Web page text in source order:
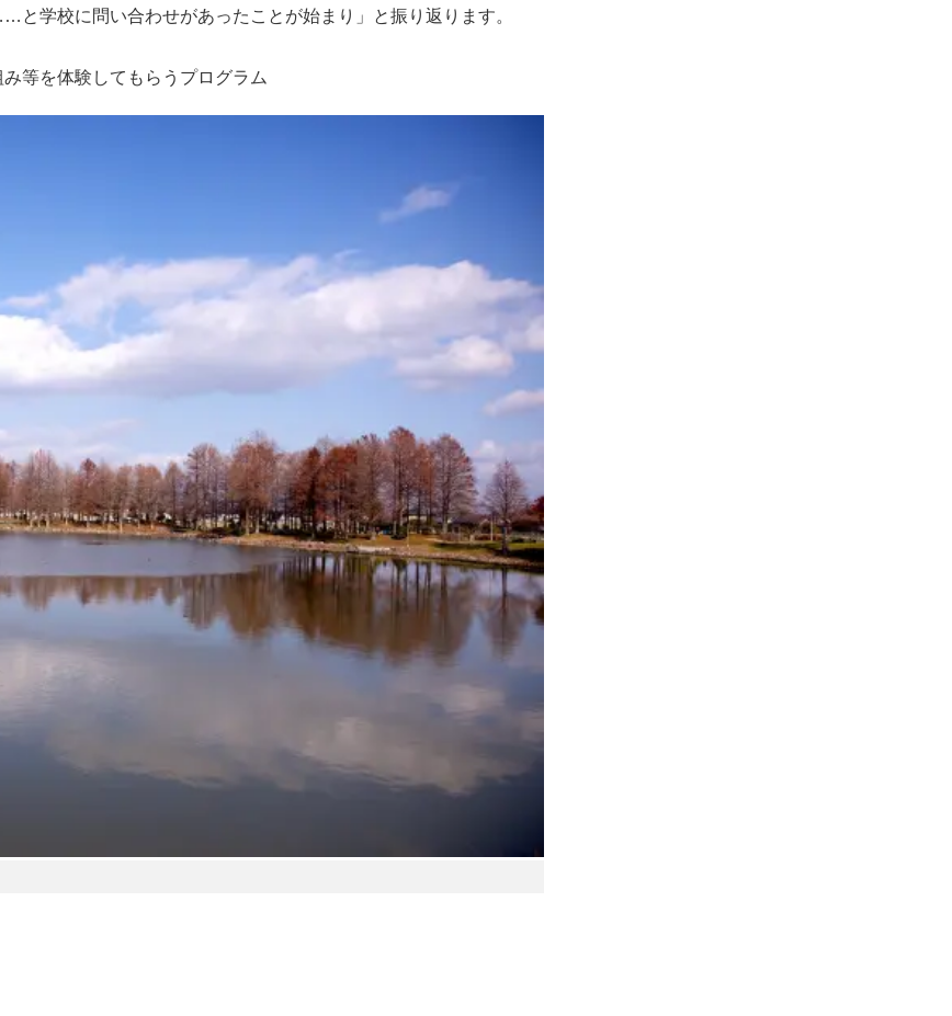
学校に問い合わせがあったことが始まり」と振り返ります。
等を体験してもらうプログラム